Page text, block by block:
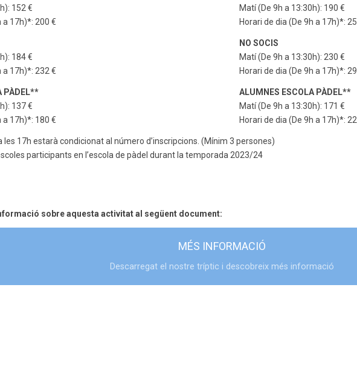
152 €
a 17h)*: 200 €
184 €
a 17h)*: 232 €
PÀDEL**
137 €
a 17h)*: 180 €
Matí (De 9h a 13:30h): 190 €
Horari de dia (De 9h a 17h)*:
NO SOCIS
Matí (De 9h a 13:30h): 230 €
Horari de dia (De 9h a 17h)*:
ALUMNES ESCOLA PÀDEL**
Matí (De 9h a 13:30h): 171 €
Horari de dia (De 9h a 17h)*:
les 17h estarà condicionat al número d’inscripcions. (Mínim 3 persones)
participants en l’escola de pàdel durant la temporada 2023/24
sobre aquesta activitat al següent document:
MÉS INFORMACIÓ
Descarregat el nostre tríptic i descobreix més informació